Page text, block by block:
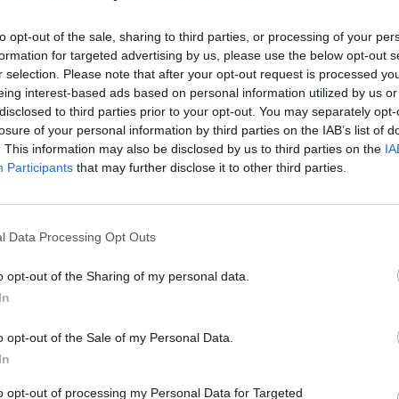
opt-out of the sale, sharing to third parties, or processing of your
for targeted advertising by us, please use the below opt-out
selection. Please note that after your opt-out request is processed
interest-based ads based on personal information utilized by us
to third parties prior to your opt-out. You may separately
of your personal information by third parties on the IAB’s list of
This information may also be disclosed by us to third parties on the
Participants that may further disclose it to other third parties.
Data Processing Opt Outs
opt-out of the Sharing of my personal data.
opt-out of the Sale of my Personal Data.
opt-out of processing my Personal Data for Targeted
από
BEAUTY
Η φράντζα σε σχήμα «U»: Το trend
της άνοιξης που κολακεύει το
πρόσωπο
HAIR ⸻23 MAR 2026
Κι όμως, η Εριέττα Κούρκουλου δεν
στιλάτο εφέ φράντζας με ένα